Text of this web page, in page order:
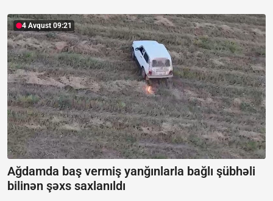
4 Avqust 09:21
Ağdamda baş vermiş yanğınlarla bağlı şübhəli
bilinən şəxs saxlanıldı